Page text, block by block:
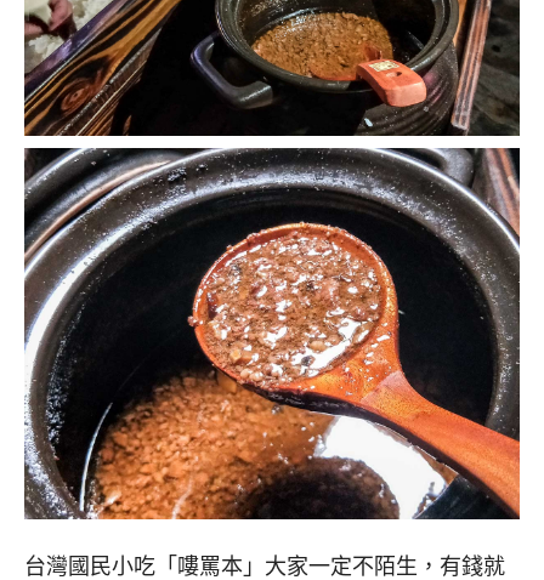
台灣國民小吃「嘍罵本」大家一定不陌生，有錢就